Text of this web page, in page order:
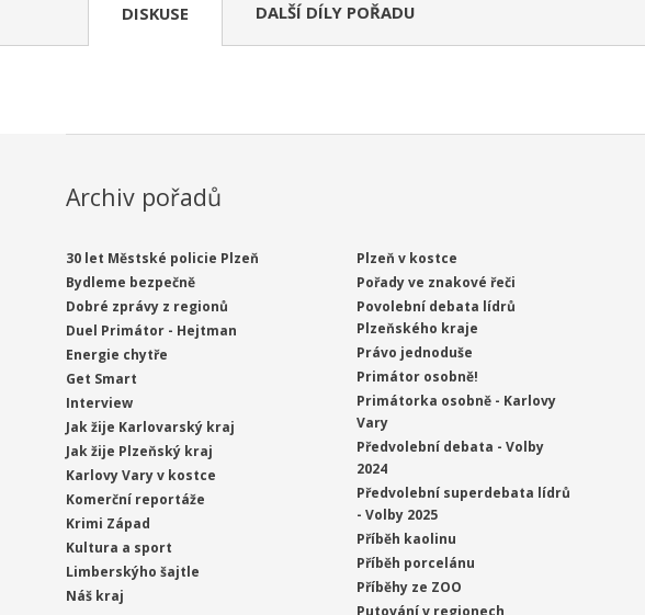
DISKUSE DALŠÍ DÍLY POŘADU
Archiv pořadů
30 let Městské policie Plzeň
Bydleme bezpečně
Dobré zprávy z regionů
Duel Primátor - Hejtman
Energie chytře
Get Smart
Interview
Jak žije Karlovarský kraj
Jak žije Plzeňský kraj
Karlovy Vary v kostce
Komerční reportáže
Krimi Západ
Kultura a sport
Limberskýho šajtle
Náš kraj
Plzeň v kostce
Pořady ve znakové řeči
Povolební debata lídrů
Plzeňského kraje
Právo jednoduše
Primátor osobně!
Primátorka osobně - Karlovy
Vary
Předvolební debata - Volby
2024
Předvolební superdebata lídrů
- Volby 2025
Příběh kaolinu
Příběh porcelánu
Příběhy ze ZOO